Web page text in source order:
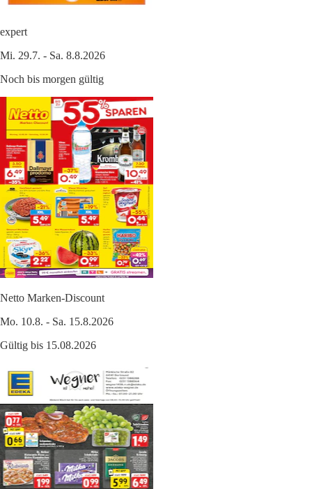
expert
Mi. 29.7. - Sa. 8.8.2026
Noch bis morgen gültig
Netto Marken-Discount
Mo. 10.8. - Sa. 15.8.2026
Gültig bis 15.08.2026